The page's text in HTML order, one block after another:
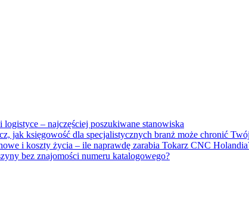
– najczęściej poszukiwane stanowiska
jak księgowość dla specjalistycznych branż może chronić
i koszty życia – ile naprawdę zarabia Tokarz CNC
bez znajomości numeru katalogowego?